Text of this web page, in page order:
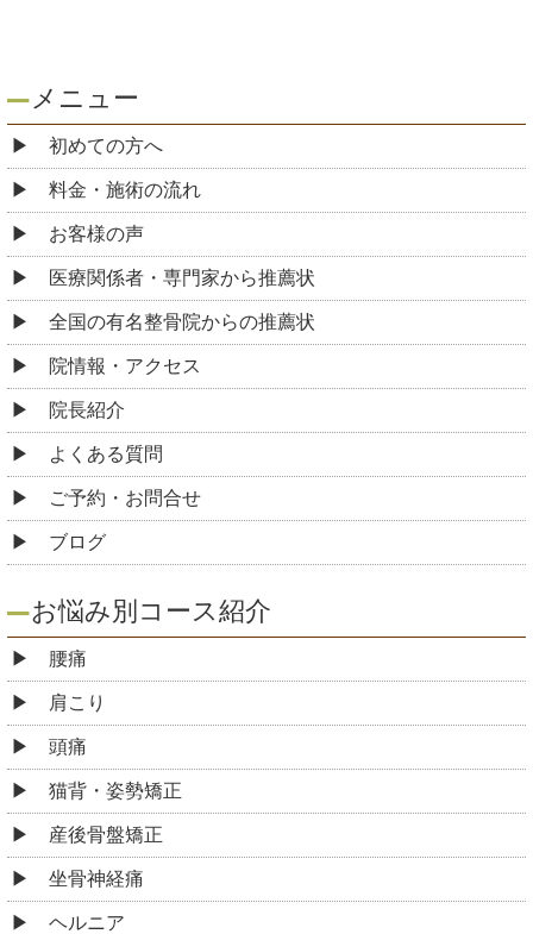
メニュー
初めての方へ
料金・施術の流れ
お客様の声
医療関係者・専門家から推薦状
全国の有名整骨院からの推薦状
院情報・アクセス
院長紹介
よくある質問
ご予約・お問合せ
ブログ
お悩み別コース紹介
腰痛
肩こり
頭痛
猫背・姿勢矯正
産後骨盤矯正
坐骨神経痛
ヘルニア